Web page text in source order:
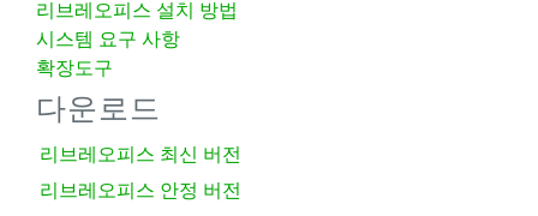
리브레오피스 설치 방법
시스템 요구 사항
확장도구
다운로드
리브레오피스 최신 버전
리브레오피스 안정 버전